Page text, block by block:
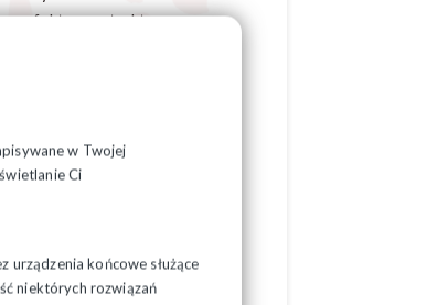
w Twojej
Ci
końcowe służące
niektórych rozwiązań
faktury ustrukturyzowane
telefon, czynsz, usługi,